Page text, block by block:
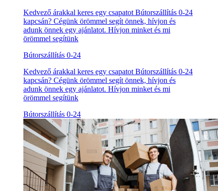
Kedvező árakkal keres egy csapatot Bútorszállítás 0-24
kapcsán? Cégünk örömmel segít önnek, hívjon és
adunk önnek egy ajánlatot. Hívjon minket és mi
örömmel segítünk
Bútorszállítás 0-24
Kedvező árakkal keres egy csapatot Bútorszállítás 0-24
kapcsán? Cégünk örömmel segít önnek, hívjon és
adunk önnek egy ajánlatot. Hívjon minket és mi
örömmel segítünk
Bútorszállítás 0-24